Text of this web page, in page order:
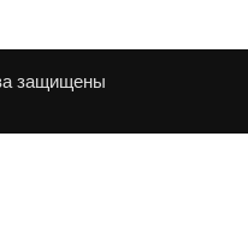
защищены